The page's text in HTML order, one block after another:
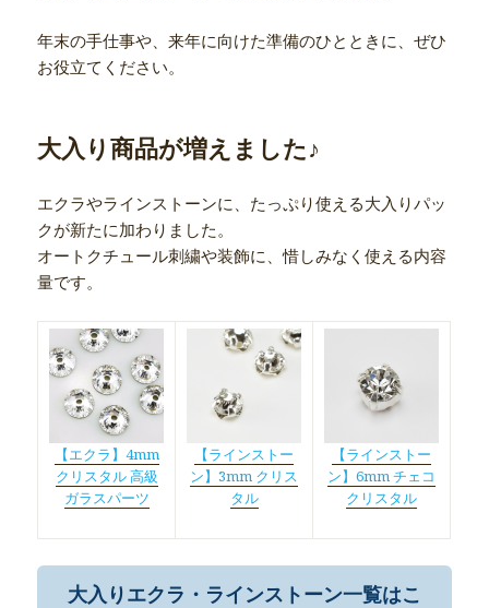
年末の手仕事や、来年に向けた準備のひとときに、ぜひ
お役立てください。
大入り商品が増えました♪
エクラやラインストーンに、たっぷり使える大入りパッ
クが新たに加わりました。
オートクチュール刺繍や装飾に、惜しみなく使える内容
量です。
【エクラ】4mm
クリスタル 高級
ガラスパーツ
【ラインストー
ン】3mm クリス
タル
【ラインストー
ン】6mm チェコ
クリスタル
大入りエクラ・ラインストーン一覧はこ